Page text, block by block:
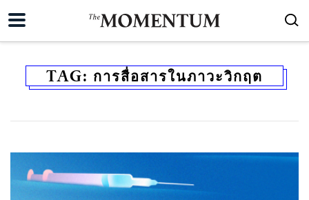
TAG: การสื่อสารในภาวะวิกฤต